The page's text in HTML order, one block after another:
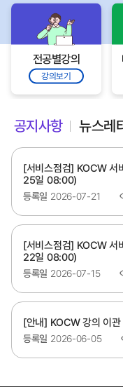
전공별강의
강의보기
공지사항 뉴스레
[서비스점검] KOCW
25일 08:00)
등록일 2026-07-21
[서비스점검] KOCW
22일 08:00)
등록일 2026-07-15
[안내] KOCW 강의 이
등록일 2026-06-05